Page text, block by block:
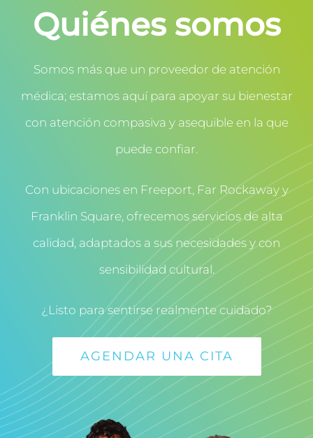
Quiénes somos
Somos más que un proveedor de atención
médica; estamos aquí para apoyar su bienestar
con atención compasiva y asequible en la que
puede confiar.
Con ubicaciones en Freeport, Far Rockaway y
Franklin Square, ofrecemos servicios de alta
calidad, adaptados a sus necesidades y con
sensibilidad cultural.
¿Listo para sentirse realmente cuidado?
AGENDAR UNA CITA